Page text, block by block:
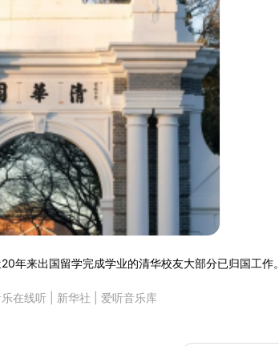
年来出国留学完成学业的清华校友大部分已归国工作。
在线听 新华社 爱听音乐库